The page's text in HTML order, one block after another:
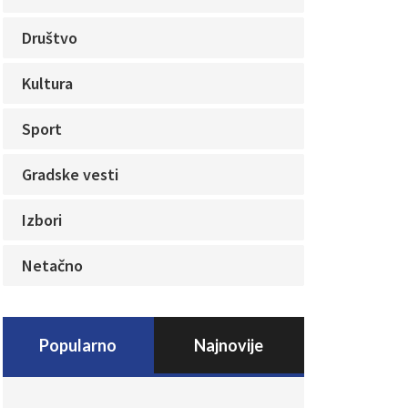
Društvo
Kultura
Sport
Gradske vesti
Izbori
Netačno
Popularno Najnovije